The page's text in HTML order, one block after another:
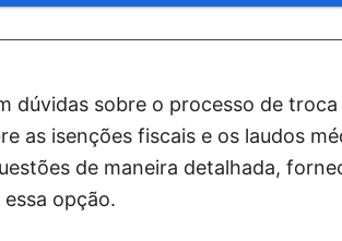
dúvidas sobre o processo de
as isenções fiscais e os laudos
de maneira detalhada,
opção.